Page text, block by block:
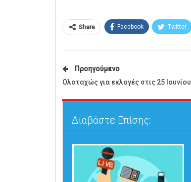
Share Facebook Twitter
Προηγούμενο
Ολοταχώς για εκλογές στις 25 Ιουνίου
Διαβάστε Επίσης: